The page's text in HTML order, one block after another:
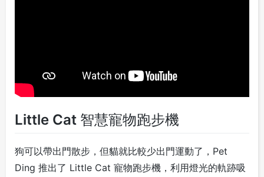
Little Cat 智慧寵物跑步機
狗可以帶出門散步，但貓就比較少出門運動了，Pet
Ding 推出了 Little Cat 寵物跑步機，利用燈光的軌跡吸